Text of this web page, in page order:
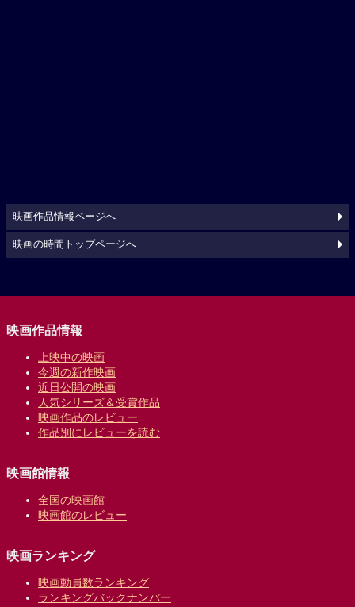
映画作品情報ページへ
映画の時間トップページへ
映画作品情報
上映中の映画
今週の新作映画
近日公開の映画
人気シリーズ＆受賞作品
映画作品のレビュー
作品別にレビューを読む
映画館情報
全国の映画館
映画館のレビュー
映画ランキング
映画動員数ランキング
ランキングバックナンバー